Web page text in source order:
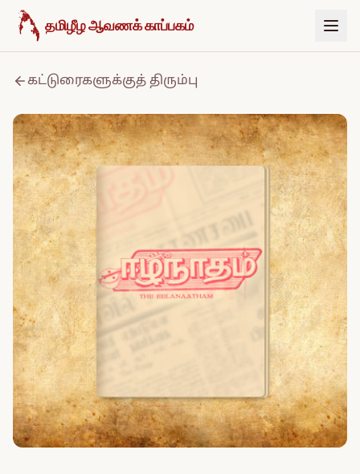
உள்ளடக்கத்திற்குச் செல்க
தமிழீழ ஆவணக் காப்பகம்
கட்டுரைகளுக்குத் திரும்பு